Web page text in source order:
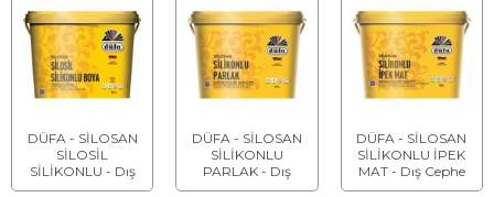
DÜFA - SİLOSAN
SİLOSİL
SİLİKONLU - Dış
Cephe Boyası
DÜFA - SİLOSAN
SİLİKONLU
PARLAK - Dış
Cephe Boyası
DÜFA - SİLOSAN
SİLİKONLU İPEK
MAT - Dış Cephe
Boyası